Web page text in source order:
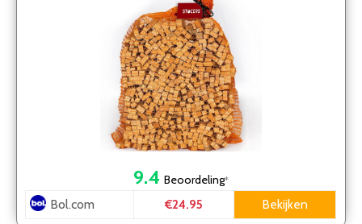
9.4 Beoordeling*
Bol.com €24.95 Bekijken